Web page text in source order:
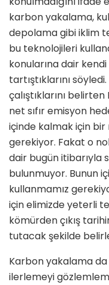
karbon yakalama,
depolama gibi iklim
bu teknolojileri
konularına dair
tartıştıklarını
çalıştıklarını belirten
net sıfır emisyon
içinde kalmak için bir
gerekiyor. Fakat o
dair bugün itibarıyla
bulunmuyor. Bunun
kullanmamız
için elimizde yeterli
kömürden çıkış
tutacak şekilde
Karbon yakalama
ilerlemeyi